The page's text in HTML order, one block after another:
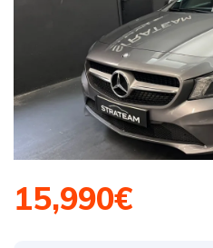
15,990€